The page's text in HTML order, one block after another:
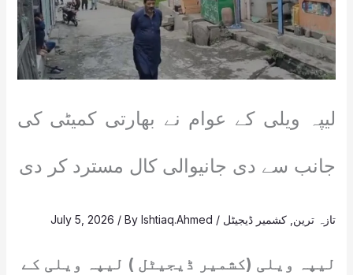
لیپہ ویلی کے عوام نے بھارتی کمیٹی کی
جانب سے دی جانیوالی کال مسترد کر دی
تازہ ترین کشمیر ڈیجیٹل /
July 5, 2026 / ByIshtiaq.Ahmed
لیپہ ویلی (کشمیر ڈیجیٹل ) لیپہ ویلی کے